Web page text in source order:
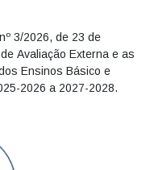
3/2026, de 23 de
Avaliação Externa e as
Ensinos Básico e
2026 a 2027-2028.